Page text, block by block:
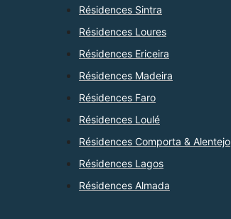
Résidences Sintra
Résidences Loures
Résidences Ericeira
Résidences Madeira
Résidences Faro
Résidences Loulé
Résidences Comporta & Alentejo
Résidences Lagos
Résidences Almada